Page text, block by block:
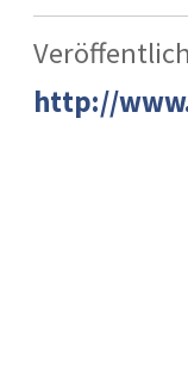
http://